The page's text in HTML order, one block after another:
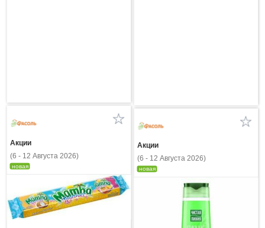
Акции
(6 - 12 Августа 2026)
новая
Акции
(6 - 12 Августа 2026)
новая